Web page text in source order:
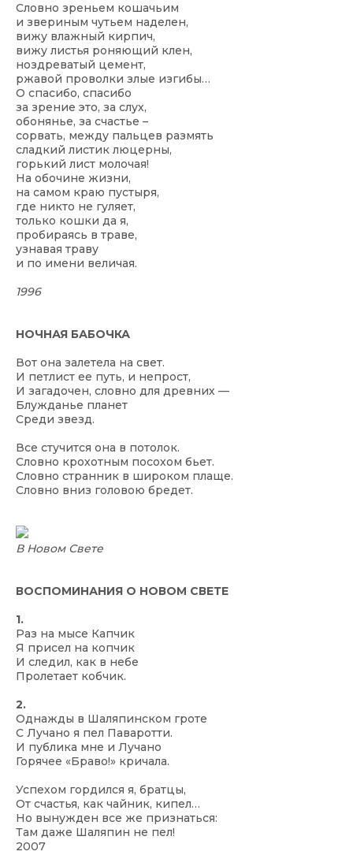
Словно зреньем кошачьим
и звериным чутьем наделен,
вижу влажный кирпич,
вижу листья роняющий клен,
ноздреватый цемент,
ржавой проволки злые изгибы…
О спасибо, спасибо
за зрение это, за слух,
обонянье, за счастье –
сорвать, между пальцев размять
сладкий листик люцерны,
горький лист молочая!
На обочине жизни,
на самом краю пустыря,
где никто не гуляет,
только кошки да я,
пробираясь в траве,
узнавая траву
и по имени величая.
1996
НОЧНАЯ БАБОЧКА
Вот она залетела на свет.
И петлист ее путь, и непрост,
И загадочен, словно для древних —
Блужданье планет
Среди звезд.
Все стучится она в потолок.
Словно крохотным посохом бьет.
Словно странник в широком плаще.
Словно вниз головою бредет.
В Новом Свете
ВОСПОМИНАНИЯ О НОВОМ СВЕТЕ
1.
Раз на мысе Капчик
Я присел на копчик
И следил, как в небе
Пролетает кобчик.
2.
Однажды в Шаляпинском гроте
С Лучано я пел Паваротти.
И публика мне и Лучано
Горячее «Браво!» кричала.
Успехом гордился я, братцы,
От счастья, как чайник, кипел…
Но вынужден все же признаться:
Там даже Шаляпин не пел!
2007